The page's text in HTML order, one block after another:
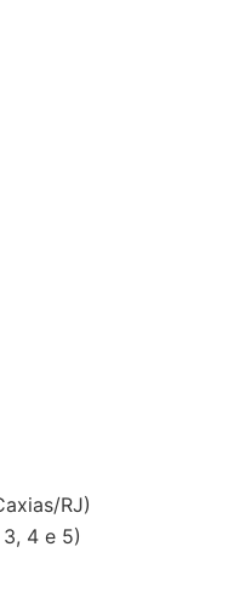
RJ)
4 e 5)